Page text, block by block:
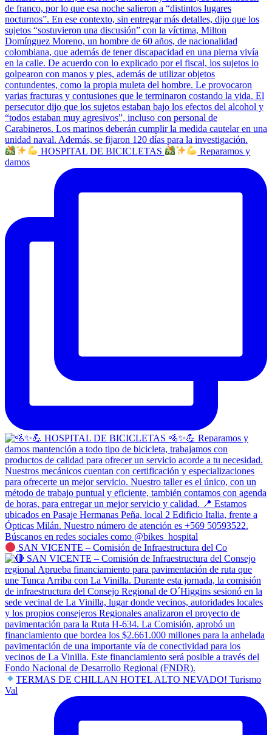
HOSPITAL DE BICICLETAS
Reparamos y
damos
SAN VICENTE – Comisión de Infraestructura del Co
TERMAS DE CHILLAN HOTEL ALTO NEVADO! Turismo
Val